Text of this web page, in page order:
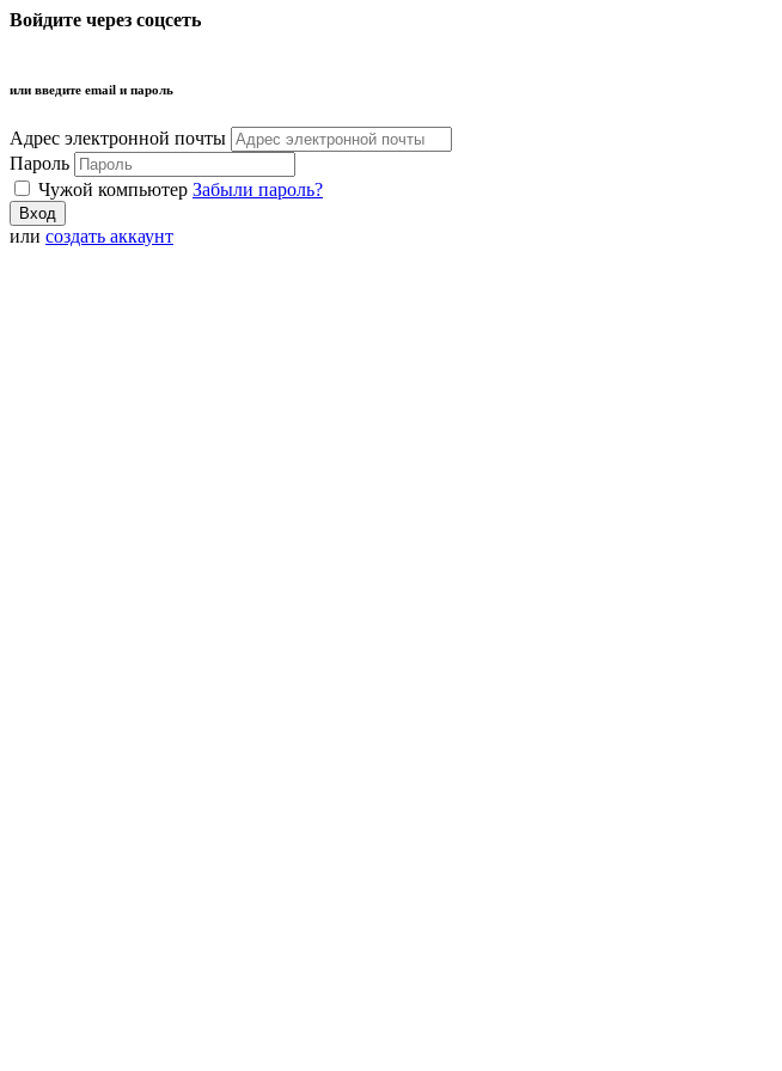
Войдите через соцсеть
или введите email и пароль
Адрес электронной почты
Пароль
Чужой компьютер Забыли пароль?
или создать аккаунт